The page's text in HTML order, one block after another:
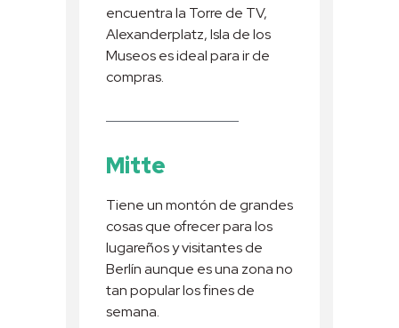
encuentra la Torre de TV,
Alexanderplatz, Isla de los
Museos es ideal para ir de
compras.
Mitte
Tiene un montón de grandes
cosas que ofrecer para los
lugareños y visitantes de
Berlín aunque es una zona no
tan popular los fines de
semana.